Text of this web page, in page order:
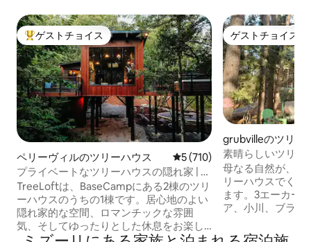
大好評のゲストチョイスです。
ゲストチョイス
ペリーヴィルのツリーハウス レビュー710件、5つ星中5つ
5 (710)
プライベートなツリーハウスの隠れ家 | 露
天風呂・ジャグジー
TreeLoftは、BaseCampにある2棟のツリ
ーハウスのうちの1棟です。居心地のよい
隠れ家的な空間、ロマンチックな雰囲
気、そしてゆったりとした休息をお楽し
みいただけるように設計されています。
ゲストチョイス
ゲストチョイス
grubvilleのツリー
素晴らしいツリー
う
母なる自然が、魔
リーハウスでく
ます。3エーカー
ア、小川、ブラン
ド」は、家族み